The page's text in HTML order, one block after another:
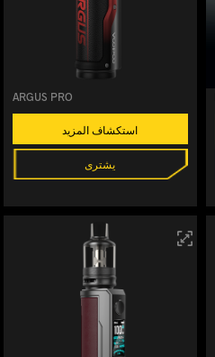
ARGUS PRO
استكشاف المزيد
يشترى